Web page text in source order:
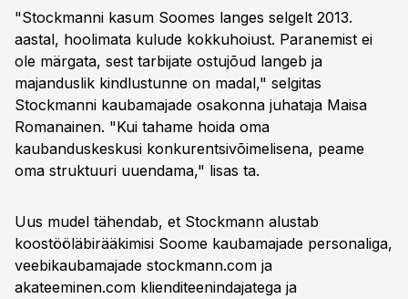
"Stockmanni kasum Soomes langes selgelt 2013.
aastal, hoolimata kulude kokkuhoiust. Paranemist ei
ole märgata, sest tarbijate ostujõud langeb ja
majanduslik kindlustunne on madal," selgitas
Stockmanni kaubamajade osakonna juhataja Maisa
Romanainen. "Kui tahame hoida oma
kaubanduskeskusi konkurentsivõimelisena, peame
oma struktuuri uuendama," lisas ta.
Uus mudel tähendab, et Stockmann alustab
koostööläbirääkimisi Soome kaubamajade personaliga,
veebikaubamajade stockmann.com ja
akateeminen.com klienditeenindajatega ja